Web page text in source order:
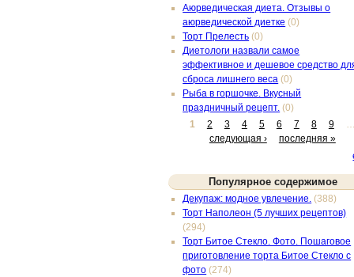
Аюрведическая диета. Отзывы о
аюрведической диетке (0)
Торт Прелесть (0)
Диетологи назвали самое
эффективное и дешевое средство
сброса лишнего веса (0)
Рыба в горшочке. Вкусный
праздничный рецепт. (0)
1
2 3 4 5 6 7 8 9
следующая ›
последняя »
Популярное содержимое
Декупаж: модное увлечение. (388)
Торт Наполеон (5 лучших рецептов)
(294)
Торт Битое Стекло. Фото. Пошаговое
приготовление торта Битое Стекло с
фото (274)